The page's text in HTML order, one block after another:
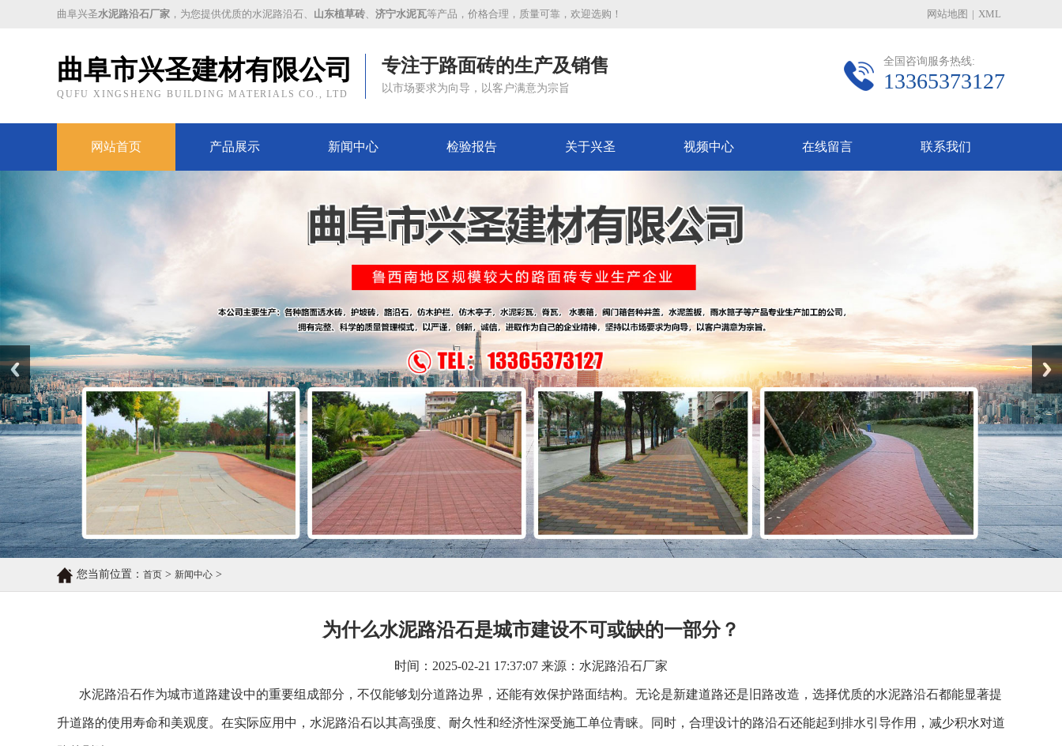
曲阜兴圣水泥路沿石厂家 ，为您提供优质的水泥路沿石、 山东植草砖、 济宁水泥瓦等产品，价格合理，质量可靠，欢迎选购！ 网站地图 | XML
曲阜市兴圣建材有限公司
QUFU XINGSHENG BUILDING MATERIALS CO., LTD
专注于路面砖的生产及销售
以市场要求为向导，以客户满意为宗旨
全国咨询服务热线:
13365373127
网站首页 产品展示 新闻中心 检验报告 关于兴圣 视频中心 在线留言 联系我们
Prev
您当前位置： 首页 > 新闻中心 >
为什么水泥路沿石是城市建设不可或缺的一部分？
时间：2025-02-21 17:37:07 来源：水泥路沿石厂家
水泥路沿石作为城市道路建设中的重要组成部分，不仅能够划分道路边界，还能有效保护路面结构。无论是新建道路还是旧路改造，选择优质的水泥路沿石都能显著提
升道路的使用寿命和美观度。 在实际应用中，水泥路沿石以其高强度、耐久性和经济性深受施工单位青睐。同时，合理设计的路沿石还能起到排水引导作用，减少积水对道